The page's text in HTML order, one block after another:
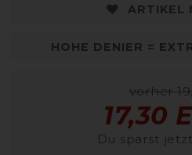
ARTIKEL
HOHE DENIER =
vorher
17,30
Du sparst